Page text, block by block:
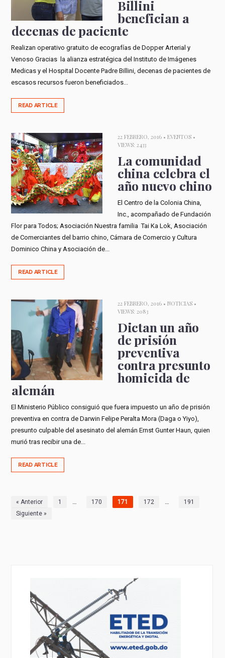
Billini
benefician a
decenas de paciente
Realizan operativo gratuito de ecografías de Dopper Arterial y
Venoso Gracias la alianza estratégica del Instituto de Imágenes
Medicas y el Hospital Docente Padre Billini, decenas de pacientes de
escasos recursos fueron beneficiados...
READ ARTICLE
22 FEBRERO, 2016 • EVENTOS•
VIEWS: 2433
La comunidad
china celebra el
año nuevo chino
El Centro de la Colonia China,
Inc., acompañado de Fundación
Flor para Todos; Asociación Nuestra familia Tai Ka Lok, Asociación
de Comerciantes del barrio chino, Cámara de Comercio y Cultura
Dominico China y Asociación de...
READ ARTICLE
22 FEBRERO, 2016 • NOTICIAS•
VIEWS: 2083
Dictan un año
de prisión
preventiva
contra presunto
homicida de
alemán
El Ministerio Público consiguió que fuera impuesto un año de prisión
preventiva en contra de Darwin Felipe Peralta Mora (Daga o Yiyo),
presunto culpable del asesinato del alemán Ernst Gunter Haun, quien
murió tras recibir una de...
READ ARTICLE
« Anterior 1 170 171 172
191
Siguiente »